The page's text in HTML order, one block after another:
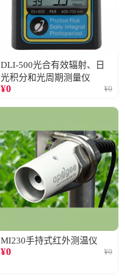
DLI-500光合有效辐射、日
光积分和光周期测量仪
¥0 ¥0
MI230手持式红外测温仪
¥0 ¥0